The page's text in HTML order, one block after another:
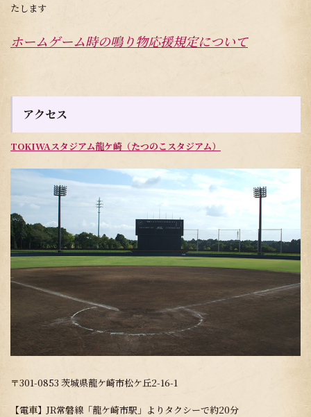
たします
ホームゲーム時の鳴り物応援規定について
アクセス
TOKIWAスタジアム龍ケ崎（たつのこスタジアム）
〒301-0853 茨城県龍ケ崎市松ケ丘2-16-1
【電車】JR常磐線「龍ケ崎市駅」よりタクシーで約20分